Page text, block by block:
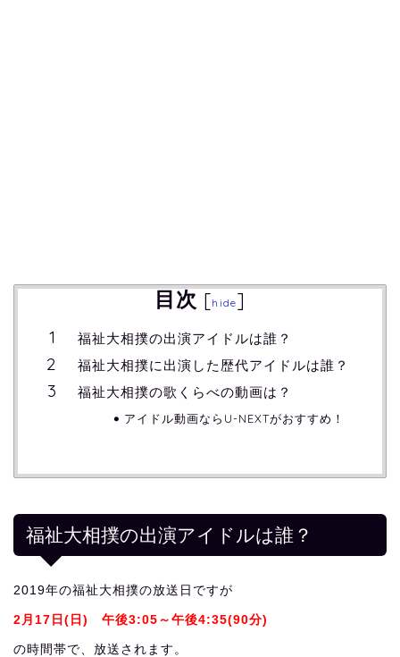
目次 [hide]
福祉大相撲の出演アイドルは誰？
福祉大相撲に出演した歴代アイドルは誰？
福祉大相撲の歌くらべの動画は？
アイドル動画ならU-NEXTがおすすめ！
福祉大相撲の出演アイドルは誰？
2019年の福祉大相撲の放送日ですが
2月17日(日) 午後3:05～午後4:35(90分)
の時間帯で、放送されます。